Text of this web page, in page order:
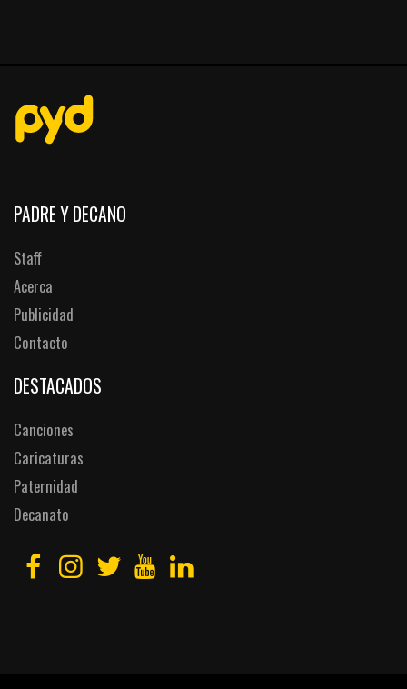
PADRE Y DECANO
Staff
Acerca
Publicidad
Contacto
DESTACADOS
Canciones
Caricaturas
Paternidad
Decanato